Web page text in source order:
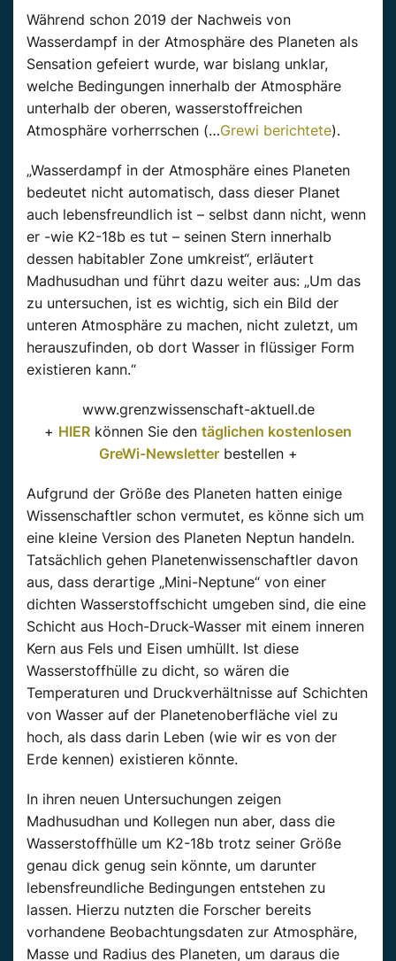
Während schon 2019 der Nachweis von
Wasserdampf in der Atmosphäre des Planeten als
Sensation gefeiert wurde, war bislang unklar,
welche Bedingungen innerhalb der Atmosphäre
unterhalb der oberen, wasserstoffreichen
Atmosphäre vorherrschen (…Grewi berichtete).
„Wasserdampf in der Atmosphäre eines Planeten
bedeutet nicht automatisch, dass dieser Planet
auch lebensfreundlich ist – selbst dann nicht, wenn
er -wie K2-18b es tut – seinen Stern innerhalb
dessen habitabler Zone umkreist“, erläutert
Madhusudhan und führt dazu weiter aus: „Um das
zu untersuchen, ist es wichtig, sich ein Bild der
unteren Atmosphäre zu machen, nicht zuletzt, um
herauszufinden, ob dort Wasser in flüssiger Form
existieren kann.“
www.grenzwissenschaft-aktuell.de
+ HIER können Sie den täglichen kostenlosen
GreWi-Newsletterbestellen +
Aufgrund der Größe des Planeten hatten einige
Wissenschaftler schon vermutet, es könne sich um
eine kleine Version des Planeten Neptun handeln.
Tatsächlich gehen Planetenwissenschaftler davon
aus, dass derartige „Mini-Neptune“ von einer
dichten Wasserstoffschicht umgeben sind, die eine
Schicht aus Hoch-Druck-Wasser mit einem inneren
Kern aus Fels und Eisen umhüllt. Ist diese
Wasserstoffhülle zu dicht, so wären die
Temperaturen und Druckverhältnisse auf Schichten
von Wasser auf der Planetenoberfläche viel zu
hoch, als dass darin Leben (wie wir es von der
Erde kennen) existieren könnte.
In ihren neuen Untersuchungen zeigen
Madhusudhan und Kollegen nun aber, dass die
Wasserstoffhülle um K2-18b trotz seiner Größe
genau dick genug sein könnte, um darunter
lebensfreundliche Bedingungen entstehen zu
lassen. Hierzu nutzten die Forscher bereits
vorhandene Beobachtungsdaten zur Atmosphäre,
Masse und Radius des Planeten, um daraus die